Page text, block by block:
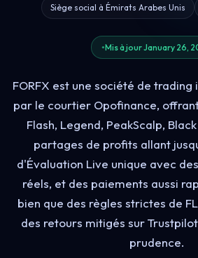
Siège social à Émirats Arabes Unis
Mis à jour January 26,
FORFX est une société de trading
par le courtier Opofinance,
Flash, Legend, PeakScalp,
partages de profits allant
d'Évaluation Live unique avec
réels, et des paiements aussi
bien que des règles strictes de
des retours mitigés sur
prudence.